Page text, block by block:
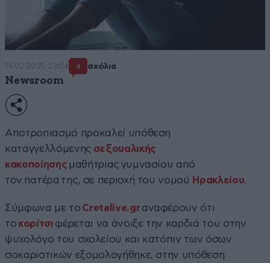
15·02·2025 23:04 4 σχόλια
Newsroom
Αποτροπιασμό προκαλεί υπόθεση
καταγγελλόμενης σεξουαλικής
κακοποίησης μαθήτριας γυμνασίου από
τον πατέρα της, σε περιοχή του νομού Ηρακλείου.
Σύμφωνα με το Cretalive.grαναφέρουν ότι
το κορίτσι φέρεται να άνοιξε την καρδιά του στην
ψυχολόγο του σχολείου και κατόπιν των όσων
σοκαριστικών εξομολογήθηκε, στην υπόθεση